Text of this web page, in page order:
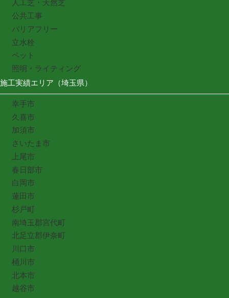
人工芝・天然芝
公共工事
バリアフリー
立水栓
ペット
照明・ライティング
施工実績エリア（埼玉県）
幸手市
久喜市
加須市
さいたま市
上尾市
春日部市
白岡市
蓮田市
杉戸町
南埼玉郡宮代町
北足立郡伊奈町
川口市
桶川市
北本市
越谷市